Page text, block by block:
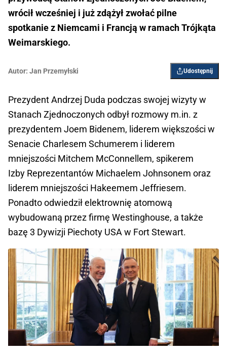
wrócił wcześniej i już zdążył zwołać pilne
spotkanie z Niemcami i Francją w ramach Trójkąta
Weimarskiego.
Autor: Jan Przemyłski Udostępnij
Prezydent Andrzej Duda podczas swojej wizyty w
Stanach Zjednoczonych odbył rozmowy m.in. z
prezydentem Joem Bidenem, liderem większości w
Senacie Charlesem Schumerem i liderem
mniejszości Mitchem McConnellem, spikerem
Izby Reprezentantów Michaelem Johnsonem oraz
liderem mniejszości Hakeemem Jeffriesem.
Ponadto odwiedził elektrownię atomową
wybudowaną przez firmę Westinghouse, a także
bazę 3 Dywizji Piechoty USA w Fort Stewart.